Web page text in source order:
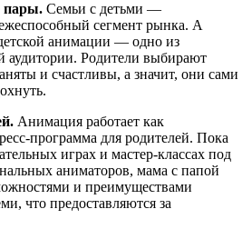
пары. Семьи с детьми —
сегмент рынка. А
анимации — одно из
аудитории. Родители выбирают
и счастливы, а значит, они сами
Анимация работает как
программа для родителей. Пока
играх и мастер-классах под
аниматоров, мама с папой
и преимуществами
что предоставляются за